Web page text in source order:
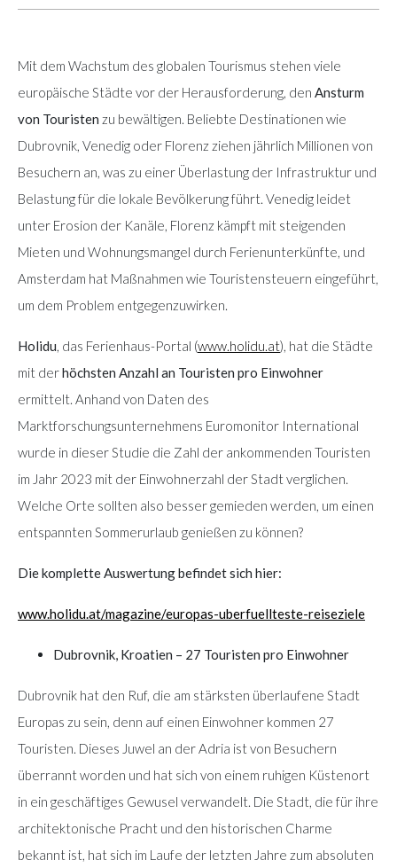
Mit dem Wachstum des globalen Tourismus stehen viele
europäische Städte vor der Herausforderung, den Ansturm
von Touristen zu bewältigen. Beliebte Destinationen wie
Dubrovnik, Venedig oder Florenz ziehen jährlich Millionen von
Besuchern an, was zu einer Überlastung der Infrastruktur und
Belastung für die lokale Bevölkerung führt. Venedig leidet
unter Erosion der Kanäle, Florenz kämpft mit steigenden
Mieten und Wohnungsmangel durch Ferienunterkünfte, und
Amsterdam hat Maßnahmen wie Touristensteuern eingeführt,
um dem Problem entgegenzuwirken.
Holidu, das Ferienhaus-Portal (www.holidu.at), hat die Städte
mit derhöchsten Anzahl an Touristen pro Einwohner
ermittelt. Anhand von Daten des
Marktforschungsunternehmens Euromonitor International
wurde in dieser Studie die Zahl der ankommenden Touristen
im Jahr 2023 mit der Einwohnerzahl der Stadt verglichen.
Welche Orte sollten also besser gemieden werden, um einen
entspannten Sommerurlaub genießen zu können?
Die komplette Auswertung befindet sich hier:
www.holidu.at/magazine/europas-uberfuellteste-reiseziele
Dubrovnik, Kroatien – 27 Touristen pro Einwohner
Dubrovnik hat den Ruf, die am stärksten überlaufene Stadt
Europas zu sein, denn auf einen Einwohner kommen 27
Touristen. Dieses Juwel an der Adria ist von Besuchern
überrannt worden und hat sich von einem ruhigen Küstenort
in ein geschäftiges Gewusel verwandelt. Die Stadt, die für ihre
architektonische Pracht und den historischen Charme
bekannt ist, hat sich im Laufe der letzten Jahre zum absoluten